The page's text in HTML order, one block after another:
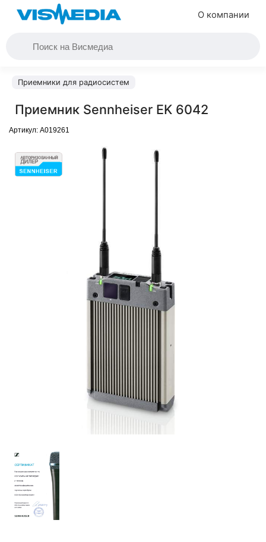
О компании
Приемники для радиосистем
Приемник Sennheiser EK 6042
Артикул: A019261